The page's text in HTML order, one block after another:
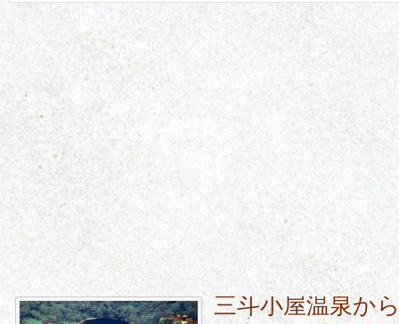
三斗小屋温泉か